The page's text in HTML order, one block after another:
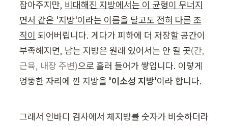
잡아주지만, 비대해진 지방에서는 이 균형이 무너지
면서 같은 '지방'이라는 이름을 달고도 전혀 다른 조
직이 되어버립니다. 게다가 피하에 더 저장할 공간이
부족해지면, 남는 지방은 원래 있어서는 안 될 곳(간,
근육, 내장 주변)으로 흘러 들어가 쌓입니다. 이렇게
엉뚱한 자리에 낀 지방을 '이소성 지방'이라 합니다.
그래서 인바디 검사에서 체지방률 숫자가 비슷하더라